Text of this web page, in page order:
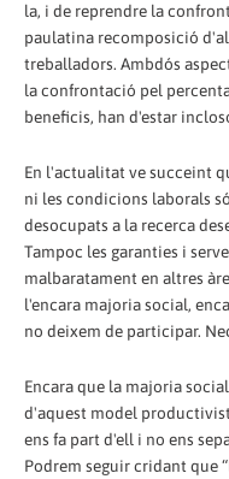
la, i de reprendre la
paulatina recomposició
treballadors. Ambdós
la confrontació pel
beneficis, han d'estar
En l'actualitat ve succeint
ni les condicions laborals
desocupats a la recerca
Tampoc les garanties i
malbaratament en altres
l'encara majoria social,
no deixem de participar.
Encara que la majoria
d'aquest model
ens fa part d'ell i no ens
Podrem seguir cridant que